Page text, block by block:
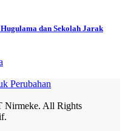
dan Sekolah Jarak
Nirmeke. All Rights